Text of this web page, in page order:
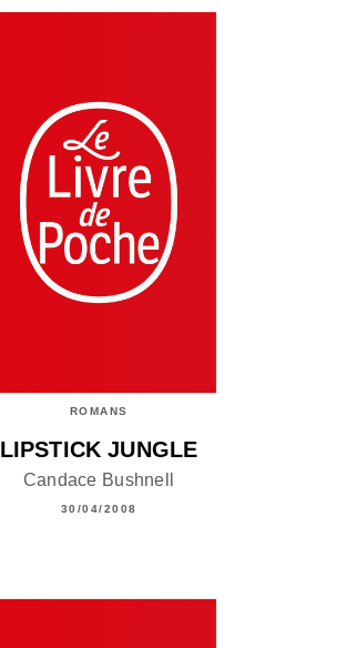
ROMANS
LIPSTICK JUNGLE
Candace Bushnell
30/04/2008